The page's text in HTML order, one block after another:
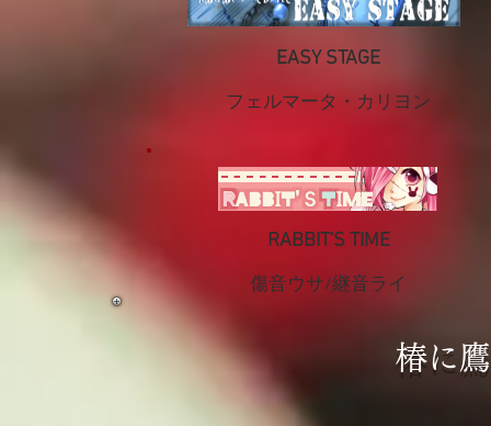
EASY STAGE
フェルマータ・カリヨン
RABBIT'S TIME
​傷音ウサ/継音ライ
椿に鷹